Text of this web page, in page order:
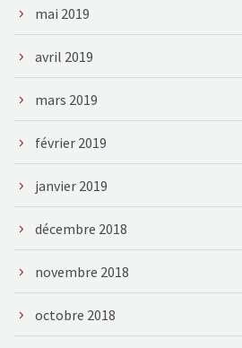
mai 2019
avril 2019
mars 2019
février 2019
janvier 2019
décembre 2018
novembre 2018
octobre 2018